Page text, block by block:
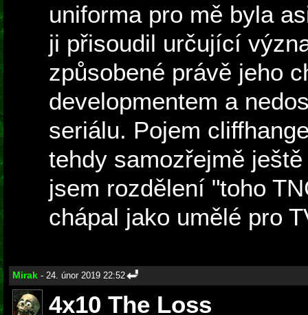
uniforma pro mě byla
ji přisoudil určující
způsobené právě jeho
developmentem a
seriálu. Pojem
tehdy samozřejmě
jsem rozdělení "toho
chápal jako umělé pro
Mirak - 24. únor 2019 22:52
4x10 The Loss